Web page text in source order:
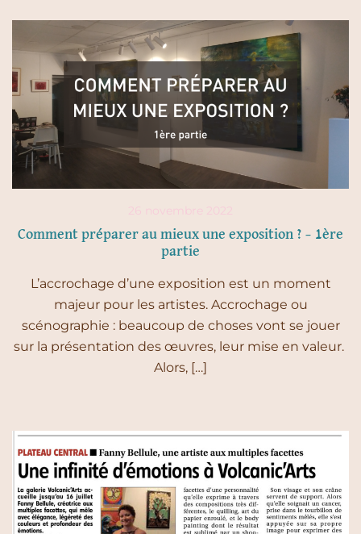
26 novembre 2022
Comment préparer au mieux une exposition ? – 1ère
partie
L’accrochage d’une exposition est un moment
majeur pour les artistes. Accrochage ou
scénographie : beaucoup de choses vont se jouer
sur la présentation des œuvres, leur mise en valeur.
Alors, […]